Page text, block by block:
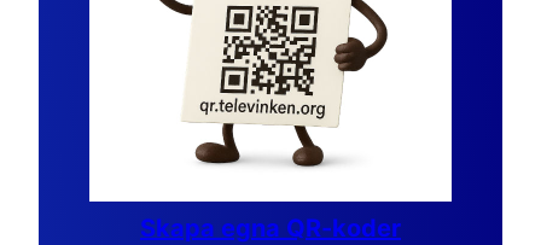
Skapa egna QR-koder